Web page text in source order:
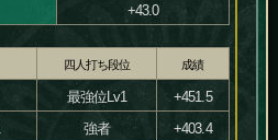
+43.0
四人打ち段位 成績
最強位Lv1
+451.5
強者
+403.4